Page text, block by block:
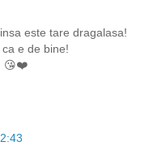
este tare dragalasa!
e de bine!
😘❤️